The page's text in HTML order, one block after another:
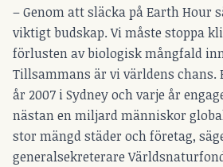
– Genom att släcka på Earth Hour
viktigt budskap. Vi måste stoppa
förlusten av biologisk mångfald
Tillsammans är vi världens chans.
år 2007 i Sydney och varje år
nästan en miljard människor
stor mängd städer och företag,
generalsekreterare